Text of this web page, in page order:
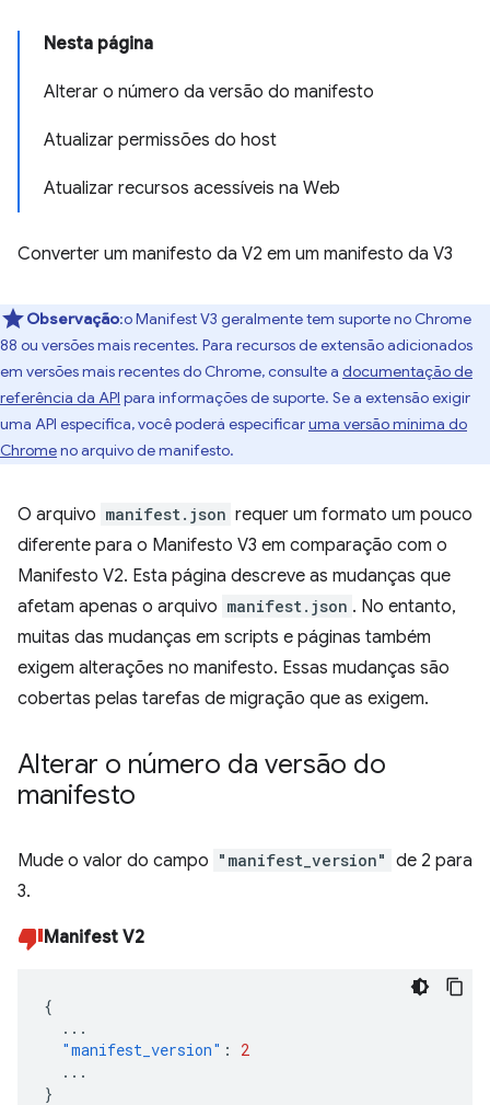
Nesta página
Alterar o número da versão do manifesto
Atualizar permissões do host
Atualizar recursos acessíveis na Web
Converter um manifesto da V2 em um manifesto da V3
Observação:o Manifest V3 geralmente tem suporte no Chrome
88 ou versões mais recentes. Para recursos de extensão adicionados
em versões mais recentes do Chrome, consulte a documentação de
referência da API para informações de suporte. Se a extensão exigir
uma API específica, você poderá especificaruma versão mínima do
Chromeno arquivo de manifesto.
O arquivo manifest.json requer um formato um pouco
diferente para o Manifesto V3 em comparação com o
Manifesto V2. Esta página descreve as mudanças que
afetam apenas o arquivo manifest.json . No entanto,
muitas das mudanças em scripts e páginas também
exigem alterações no manifesto. Essas mudanças são
cobertas pelas tarefas de migração que as exigem.
Alterar o número da versão do
manifesto
Mude o valor do campo "manifest_version" de 2 para
3.
Manifest V2
{
...
"manifest_version" :
2
...
}